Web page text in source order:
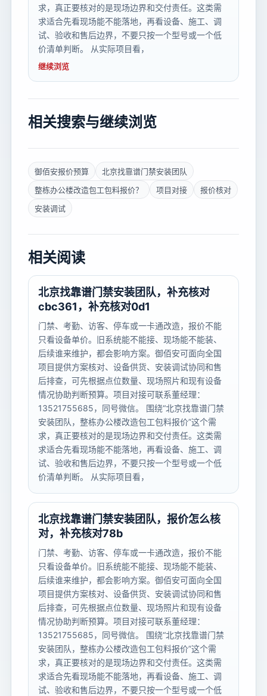
求，真正要核对的是现场边界和交付责任。这类需
求适合先看现场能不能落地，再看设备、施工、调
试、验收和售后边界，不要只按一个型号或一个低
价清单判断。 从实际项目看，
继续浏览
相关搜索与继续浏览
御佰安报价预算
北京找靠谱门禁安装团队
整栋办公楼改造包工包料报价？
项目对接
报价核对
安装调试
相关阅读
北京找靠谱门禁安装团队，补充核对
cbc361，补充核对0d1
门禁、考勤、访客、停车或一卡通改造，报价不能
只看设备单价。旧系统能不能接、现场能不能装、
后续谁来维护，都会影响方案。御佰安可面向全国
项目提供方案核对、设备供货、安装调试协同和售
后排查，可先根据点位数量、现场照片和现有设备
情况协助判断预算。项目对接可联系董经理：
13521755685，同号微信。 围绕“北京找靠谱门禁
安装团队，整栋办公楼改造包工包料报价”这个需
求，真正要核对的是现场边界和交付责任。这类需
求适合先看现场能不能落地，再看设备、施工、调
试、验收和售后边界，不要只按一个型号或一个低
价清单判断。 从实际项目看，
北京找靠谱门禁安装团队，报价怎么核
对，补充核对78b
门禁、考勤、访客、停车或一卡通改造，报价不能
只看设备单价。旧系统能不能接、现场能不能装、
后续谁来维护，都会影响方案。御佰安可面向全国
项目提供方案核对、设备供货、安装调试协同和售
后排查，可先根据点位数量、现场照片和现有设备
情况协助判断预算。项目对接可联系董经理：
13521755685，同号微信。 围绕“北京找靠谱门禁
安装团队，整栋办公楼改造包工包料报价”这个需
求，真正要核对的是现场边界和交付责任。这类需
求适合先看现场能不能落地，再看设备、施工、调
试、验收和售后边界，不要只按一个型号或一个低